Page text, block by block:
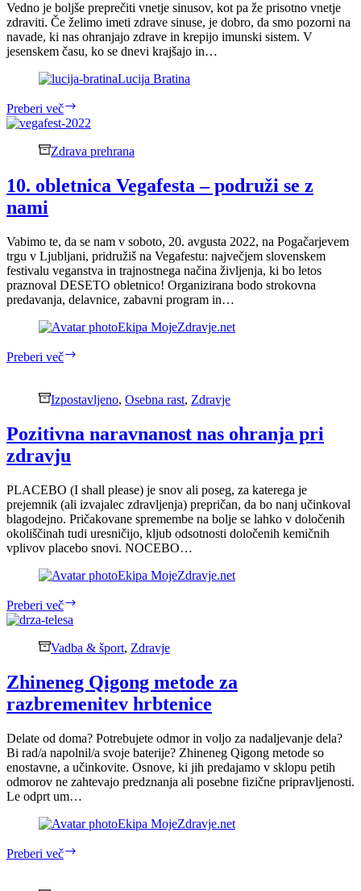
Vedno je boljše preprečiti vnetje sinusov, kot pa že prisotno vnetje
zdraviti. Če želimo imeti zdrave sinuse, je dobro, da smo pozorni na
navade, ki nas ohranjajo zdrave in krepijo imunski sistem. V
jesenskem času, ko se dnevi krajšajo in…
Lucija Bratina
Preberi več
živil,
krepijo
sinusov
Zdrava prehrana
10. obletnica Vegafesta – podruži se z
nami
Vabimo te, da se nam v soboto, 20. avgusta 2022, na Pogačarjevem
trgu v Ljubljani, pridružiš na Vegafestu: največjem slovenskem
festivalu veganstva in trajnostnega načina življenja, ki bo letos
praznoval DESETO obletnico! Organizirana bodo strokovna
predavanja, delavnice, zabavni program in…
Ekipa MojeZdravje.net
Preberi več
–
z
Izpostavljeno, Osebna rast, Zdravje
Pozitivna naravnanost nas ohranja pri
zdravju
PLACEBO (I shall please) je snov ali poseg, za katerega je
prejemnik (ali izvajalec zdravljenja) prepričan, da bo nanj učinkoval
blagodejno. Pričakovane spremembe na bolje se lahko v določenih
okoliščinah tudi uresničijo, kljub odsotnosti določenih kemičnih
vplivov placebo snovi. NOCEBO…
Ekipa MojeZdravje.net
Preberi več
ohranja
zdravju
Vadba & šport, Zdravje
Zhineneg Qigong metode za
razbremenitev hrbtenice
Delate od doma? Potrebujete odmor in voljo za nadaljevanje dela?
Bi rad/a napolnil/a svoje baterije? Zhineneg Qigong metode so
enostavne, a učinkovite. Osnove, ki jih predajamo v sklopu petih
odmorov ne zahtevajo predznanja ali posebne fizične pripravljenosti.
Le odprt um…
Ekipa MojeZdravje.net
Preberi več